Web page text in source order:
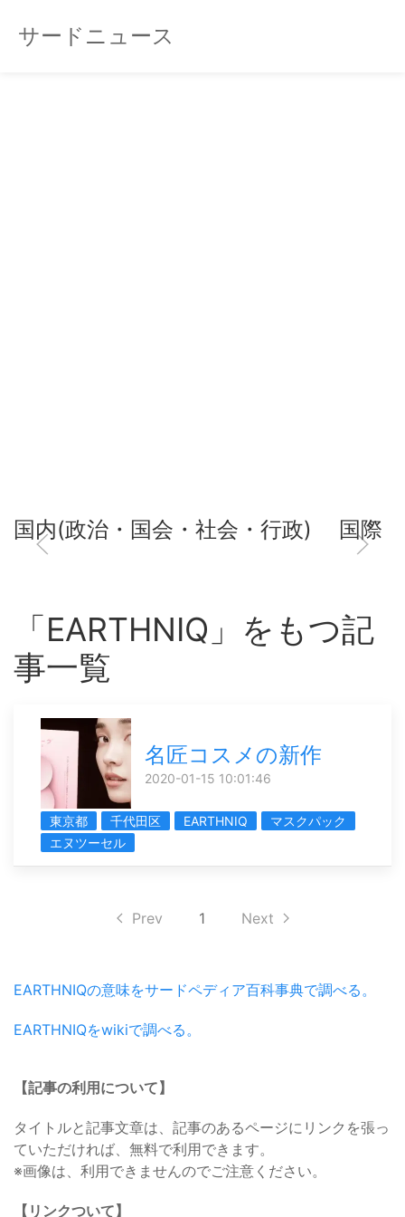
サードニュース
国内(政治・国会・社会・行政) 国際
「EARTHNIQ」をもつ記
事一覧
名匠コスメの新作
2020-01-15 10:01:46
東京都 千代田区 EARTHNIQ
マスクパック
エヌツーセル
Prev 1 Next
EARTHNIQの意味をサードペディア百科事典で調べる。
EARTHNIQをwikiで調べる。
【記事の利用について】
タイトルと記事文章は、記事のあるページにリンクを張っ
ていただければ、無料で利用できます。
※画像は、利用できませんのでご注意ください。
【リンクついて】